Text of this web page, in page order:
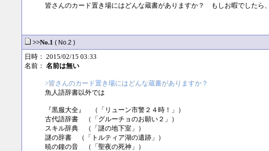
皆さんのカード置き場にはどんな蔵書がありますか？ もしお暇でしたら
>>No.1 ( No.2 )
日時： 2015/02/15 03:33
名前： 名前は無い
>皆さんのカード置き場にはどんな蔵書がありますか？
魚人語辞書以外では
『黒服大全』 （「リューン市警２４時！」）
古代語辞書 （「グルーチョのお願い２」）
スキル辞典 （「謎の地下室」）
謎の辞書 （「トルティア湖の遺跡」）
暁の鐘の音 （「聖夜の死神」）